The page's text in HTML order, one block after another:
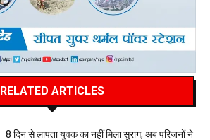
RELATED ARTICLES
8 दिन से लापता युवक का नहीं मिला सुराग, अब परिजनों ने